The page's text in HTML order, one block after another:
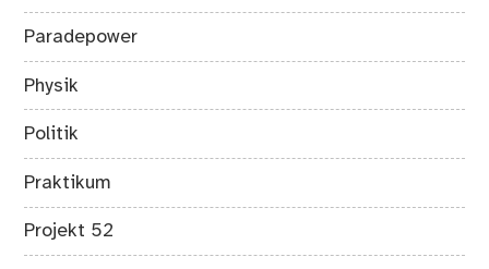
Paradepower
Physik
Politik
Praktikum
Projekt 52